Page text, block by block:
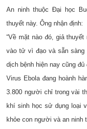
An ninh thuộc Đại học
thuyết này. Ông nhận định:
“Về mặt nào đó, giả
vào tử vì đạo và sẵn
dịch bệnh hiện nay cũng
Virus Ebola đang hoành
3.800 người chỉ trong vài
khí sinh học sử dụng loại
khỏe con người và an ninh